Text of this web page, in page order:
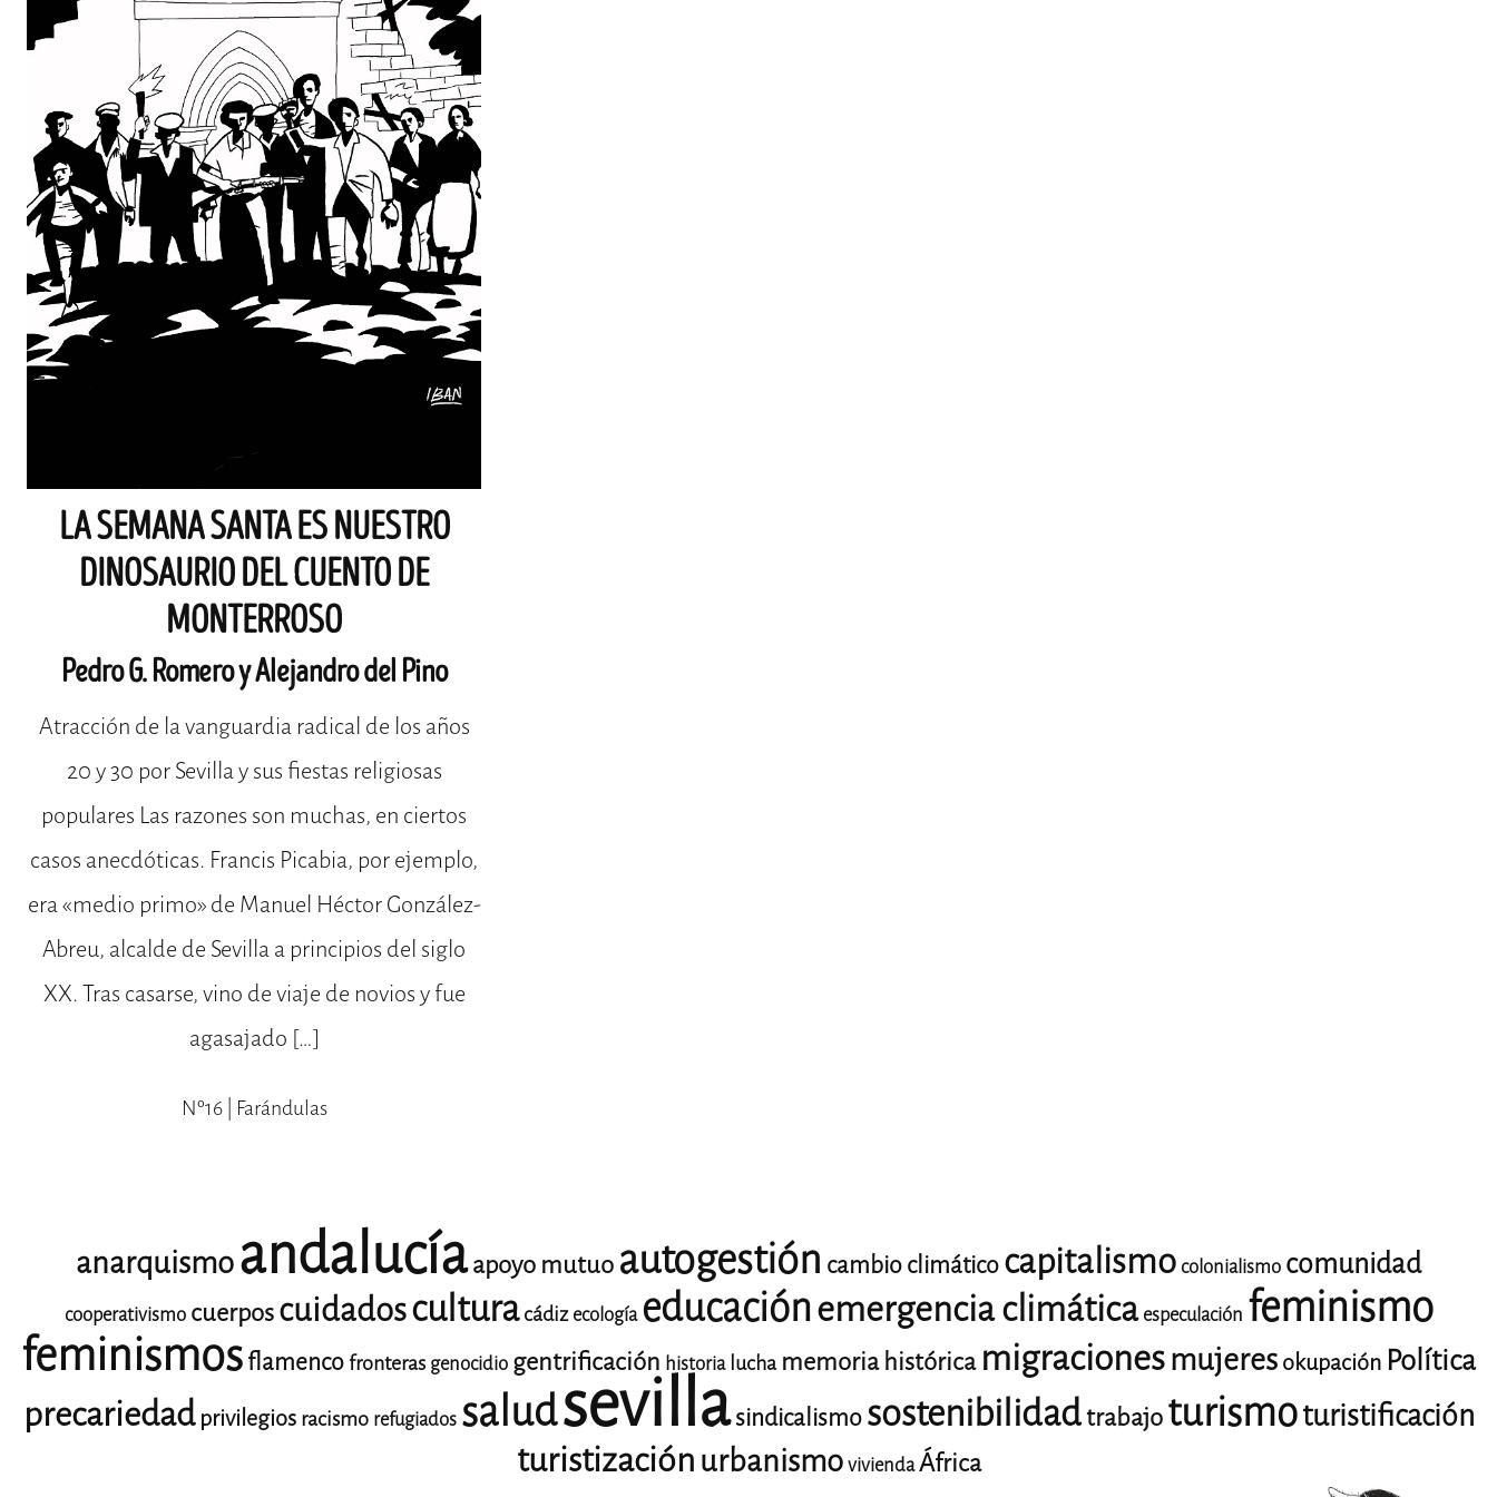
LA SEMANA SANTA ES NUESTRO
DINOSAURIO DEL CUENTO DE
MONTERROSO
Pedro G. Romero y Alejandro del Pino
Atracción de la vanguardia radical de los años
20 y 30 por Sevilla y sus fiestas religiosas
populares Las razones son muchas, en ciertos
casos anecdóticas. Francis Picabia, por ejemplo,
era «medio primo» de Manuel Héctor González-
Abreu, alcalde de Sevilla a principios del siglo
XX. Tras casarse, vino de viaje de novios y fue
agasajado […]
Nº16 | Farándulas
anarquismoandalucíaapoyo mutuo autogestión cambio climáticocapitalismo colonialismo comunidad
cooperativismo cuerposcuidadoscultura cádiz ecología educaciónemergencia climática especulación feminismo
feminismosflamencofronteras genocidio gentrificación historia lucha memoria histórica migracionesmujeresokupación Política
precariedad privilegios racismo refugiados saludsevillasindicalismosostenibilidadtrabajoturismoturistificación
turistizaciónurbanismoviviendaÁfrica